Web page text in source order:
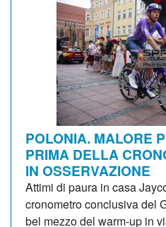
POLONIA. MALORE
PRIMA DELLA
IN OSSERVAZIONE
Attimi di paura in casa
cronometro conclusiva del
bel mezzo del warm-up in